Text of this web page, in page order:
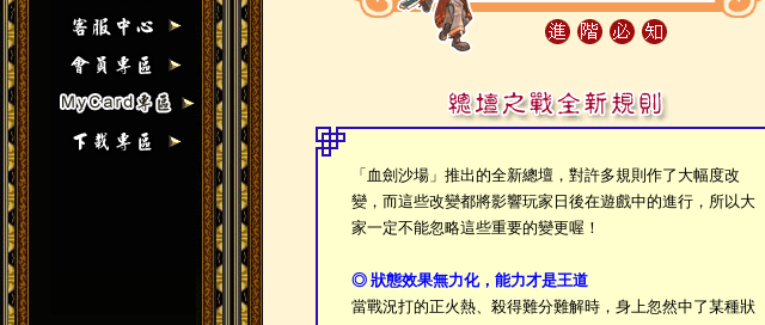
「血劍沙場」推出的全新總壇，對許多規則作了大幅度改
變，而這些改變都將影響玩家日後在遊戲中的進行，所以大
家一定不能忽略這些重要的變更喔！
◎ 狀態效果無力化，能力才是王道
當戰況打的正火熱、殺得難分難解時，身上忽然中了某種狀